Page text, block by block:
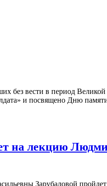
вести в период
и посвящено Дню
на лекцию
Зарубаловой